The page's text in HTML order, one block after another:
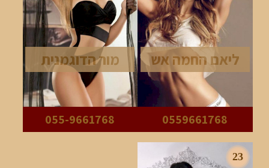
ליאם החמה אש
0559661768
מור הדוגמנית
055-9661768
23